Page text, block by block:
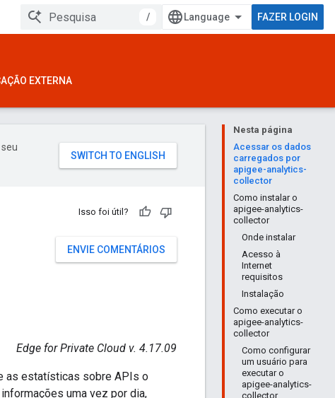
/ FAZER LOGIN
EXTERNA
Nesta página
Acessar os dados
carregados por
apigee-analytics-
collector
Como instalar o
apigee-analytics-
collector
Onde instalar
Acesso à
Internet
requisitos
Instalação
Como executar o
apigee-analytics-
collector
Como configurar
um usuário para
executar o
apigee-analytics-
collector
Isso foi útil?
ENVIE COMENTÁRIOS
Edge for Private Cloud v. 4.17.09
as estatísticas sobre APIs o
uma vez por dia,